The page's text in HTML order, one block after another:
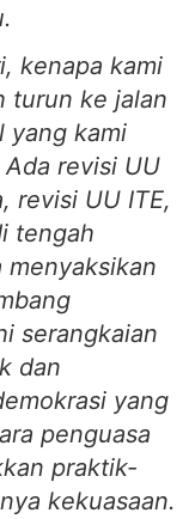
kenapa kami
turun ke jalan
yang kami
revisi UU
revisi UU ITE,
tengah
serangkaian
dan
yang
penguasa
praktik-
kekuasaan.